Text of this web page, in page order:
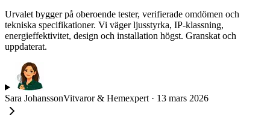
Urvalet bygger på oberoende tester, verifierade omdömen och
tekniska specifikationer. Vi väger ljusstyrka, IP-klassning,
energieffektivitet, design och installation högst. Granskat och
uppdaterat.
Sara JohanssonVitvaror & Hemexpert · 13 mars 2026